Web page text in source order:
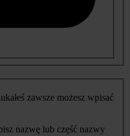
zawsze możesz wpisać
nazwę lub część nazwy